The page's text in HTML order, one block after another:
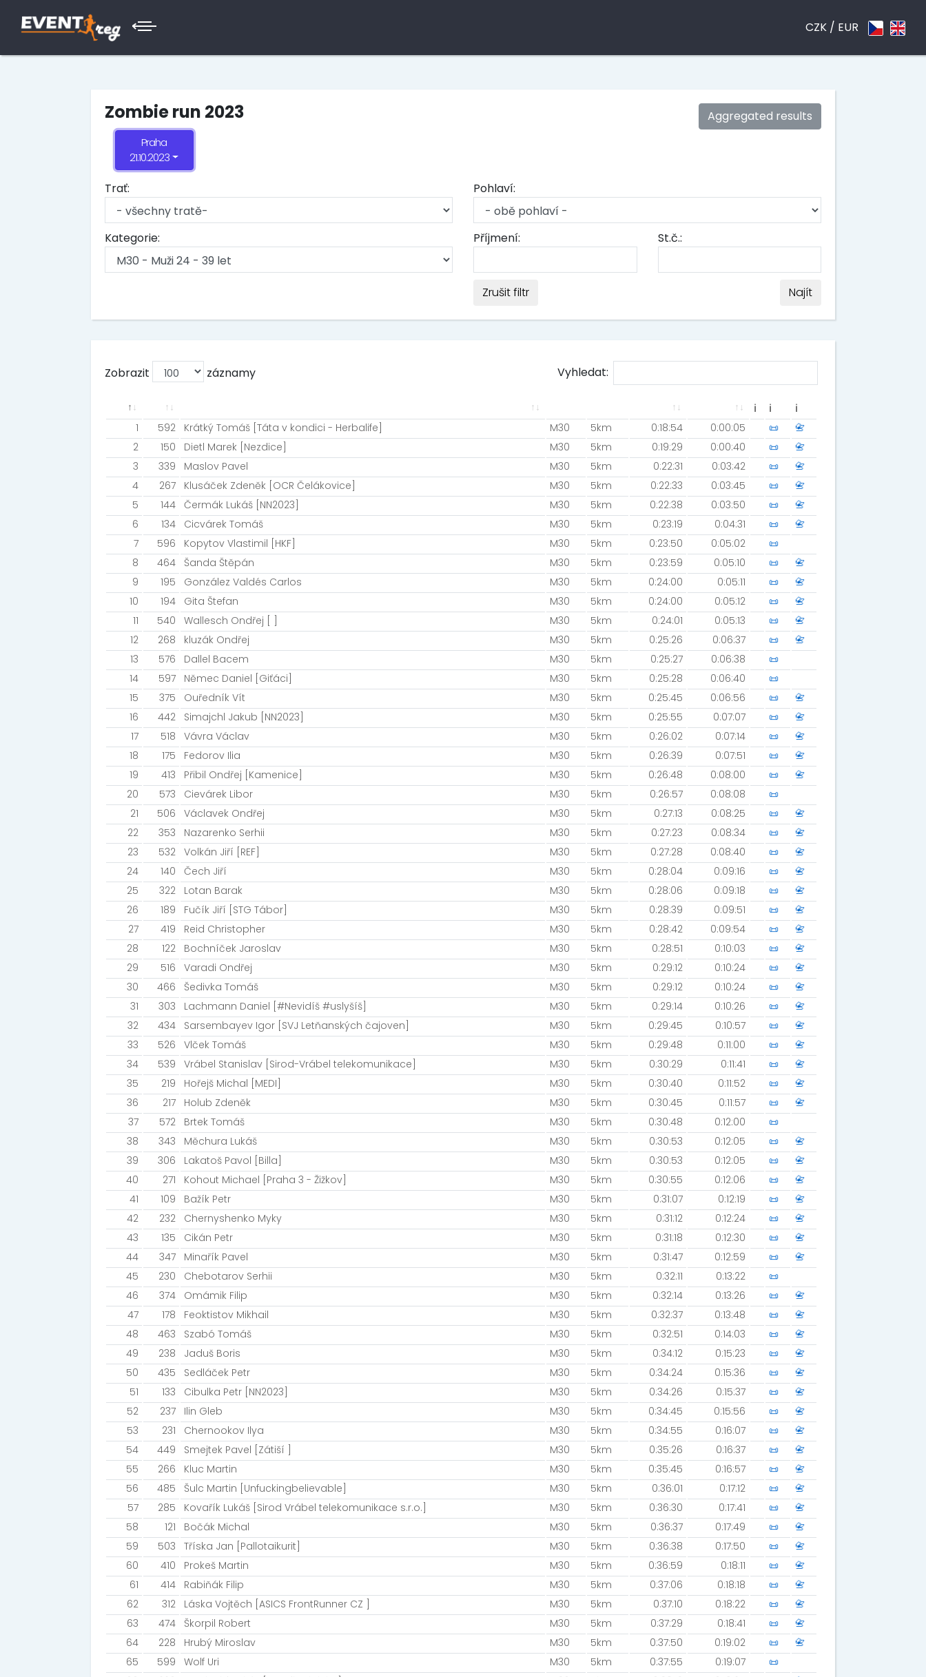
CZK / EUR
Aggregated results
Zombie run 2023
Praha
21.10.2023
Trať: Pohlaví:
Kategorie: Příjmení: St.č.:
Zrušit filtr Najít
Zobrazit záznamy Vyhledat:
ℹ ℹ
ℹ
1
592 Krátký Tomáš [Táta v kondici - Herbalife] M30 5km 0:18:54 0:00:05 📜
📇
2
150 Dietl Marek [Nezdice] M30 5km 0:19:29 0:00:40 📜
📇
3
339 Maslov Pavel M30 5km 0:22:31 0:03:42 📜
📇
4
267 Klusáček Zdeněk [OCR Čelákovice] M30 5km 0:22:33 0:03:45 📜
📇
5
144 Čermák Lukáš [NN2023] M30 5km 0:22:38 0:03:50 📜
📇
6
134 Cicvárek Tomáš M30 5km 0:23:19 0:04:31 📜
📇
7
596 Kopytov Vlastimil [HKF] M30 5km 0:23:50 0:05:02
📜
8
464 Šanda Štěpán M30 5km 0:23:59 0:05:10 📜
📇
9
195 González Valdés Carlos M30 5km 0:24:00 0:05:11 📜
📇
10
194 Gita Štefan M30 5km 0:24:00 0:05:12 📜
📇
11
540 Wallesch Ondřej [ ] M30 5km 0:24:01 0:05:13 📜
📇
12
268 kluzák Ondřej M30 5km 0:25:26 0:06:37 📜
📇
13
576 Dallel Bacem M30 5km 0:25:27 0:06:38
📜
14
597 Němec Daniel [Giťáci] M30 5km 0:25:28 0:06:40
📜
15
375 Ouředník Vít M30 5km 0:25:45 0:06:56 📜
📇
16
442 Simajchl Jakub [NN2023] M30 5km 0:25:55 0:07:07 📜
📇
17
518 Vávra Václav M30 5km 0:26:02 0:07:14 📜
📇
18
175 Fedorov Ilia M30 5km 0:26:39 0:07:51 📜
📇
19
413 Přibil Ondřej [Kamenice] M30 5km 0:26:48 0:08:00 📜
📇
20
573 Cievárek Libor M30 5km 0:26:57 0:08:08
📜
21
506 Václavek Ondřej M30 5km 0:27:13 0:08:25 📜
📇
22
353 Nazarenko Serhii M30 5km 0:27:23 0:08:34 📜
📇
23
532 Volkán Jiří [REF] M30 5km 0:27:28 0:08:40 📜
📇
24
140 Čech Jiří M30 5km 0:28:04 0:09:16 📜
📇
25
322 Lotan Barak M30 5km 0:28:06 0:09:18 📜
📇
26
189 Fučík Jiří [STG Tábor] M30 5km 0:28:39 0:09:51 📜
📇
27
419 Reid Christopher M30 5km 0:28:42 0:09:54 📜
📇
28
122 Bochníček Jaroslav M30 5km 0:28:51 0:10:03 📜
📇
29
516 Varadi Ondřej M30 5km 0:29:12 0:10:24 📜
📇
30
466 Šedivka Tomáš M30 5km 0:29:12 0:10:24 📜
📇
31
303 Lachmann Daniel [#Nevidíš #uslyšíš] M30 5km 0:29:14 0:10:26 📜
📇
32
434 Sarsembayev Igor [SVJ Letňanských čajoven] M30 5km 0:29:45 0:10:57 📜
📇
33
526 Vlček Tomáš M30 5km 0:29:48 0:11:00 📜
📇
34
539 Vrábel Stanislav [Sirod-Vrábel telekomunikace] M30 5km 0:30:29 0:11:41 📜
📇
35
219 Hořejš Michal [MEDI] M30 5km 0:30:40 0:11:52 📜
📇
36
217 Holub Zdeněk M30 5km 0:30:45 0:11:57 📜
📇
37
572 Brtek Tomáš M30 5km 0:30:48 0:12:00
📜
38
343 Měchura Lukáš M30 5km 0:30:53 0:12:05 📜
📇
39
306 Lakatoš Pavol [Billa] M30 5km 0:30:53 0:12:05 📜
📇
40
271 Kohout Michael [Praha 3 - Žižkov] M30 5km 0:30:55 0:12:06 📜
📇
41
109 Bažík Petr M30 5km 0:31:07 0:12:19 📜
📇
42
232 Chernyshenko Myky M30 5km 0:31:12 0:12:24 📜
📇
43
135 Cikán Petr M30 5km 0:31:18 0:12:30 📜
📇
44
347 Minařík Pavel M30 5km 0:31:47 0:12:59 📜
📇
45
230 Chebotarov Serhii M30 5km 0:32:11 0:13:22
📜
46
374 Omámik Filip M30 5km 0:32:14 0:13:26 📜
📇
47
178 Feoktistov Mikhail M30 5km 0:32:37 0:13:48 📜
📇
48
463 Szabó Tomáš M30 5km 0:32:51 0:14:03 📜
📇
49
238 Jaduš Boris M30 5km 0:34:12 0:15:23 📜
📇
50
435 Sedláček Petr M30 5km 0:34:24 0:15:36 📜
📇
51
133 Cibulka Petr [NN2023] M30 5km 0:34:26 0:15:37 📜
📇
52
237 Ilin Gleb M30 5km 0:34:45 0:15:56 📜
📇
53
231 Chernookov Ilya M30 5km 0:34:55 0:16:07 📜
📇
54
449 Smejtek Pavel [Zátiší ] M30 5km 0:35:26 0:16:37 📜
📇
55
266 Kluc Martin M30 5km 0:35:45 0:16:57 📜
📇
56
485 Šulc Martin [Unfuckingbelievable] M30 5km 0:36:01 0:17:12 📜
📇
57
285 Kovařík Lukáš [Sirod Vrábel telekomunikace s.r.o.] M30 5km 0:36:30 0:17:41 📜
📇
58
121 Bočák Michal M30 5km 0:36:37 0:17:49 📜
📇
59
503 Tříska Jan [Pallotaikurit] M30 5km 0:36:38 0:17:50 📜
📇
60
410 Prokeš Martin M30 5km 0:36:59 0:18:11 📜
📇
61
414 Rabiňák Filip M30 5km 0:37:06 0:18:18 📜
📇
62
312 Láska Vojtěch [ASICS FrontRunner CZ ] M30 5km 0:37:10 0:18:22 📜
📇
63
474 Škorpil Robert M30 5km 0:37:29 0:18:41 📜
📇
64
228 Hrubý Miroslav M30 5km 0:37:50 0:19:02 📜
📇
65
599 Wolf Uri M30 5km 0:37:55 0:19:07
📜